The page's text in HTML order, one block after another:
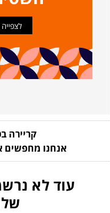
קריירה
אנחנו מחפשים
עוד לא